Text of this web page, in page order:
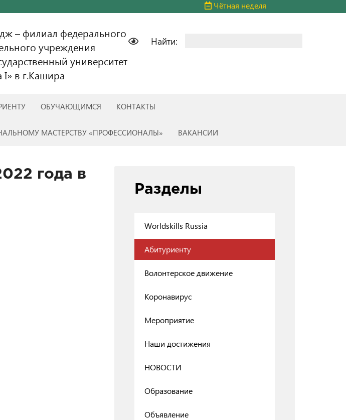
Чётная неделя
– филиал федерального
учреждения
университет
в г.Кашира
Найти:
ОБУЧАЮЩИМСЯ КОНТАКТЫ
МАСТЕРСТВУ «ПРОФЕССИОНАЛЫ» ВАКАНСИИ
года в
Разделы
Worldskills Russia
Абитуриенту
Волонтерское движение
Коронавирус
Мероприятие
Наши достижения
НОВОСТИ
Образование
Объявление